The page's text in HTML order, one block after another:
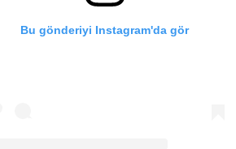
Bu gönderiyi Instagram'da gör